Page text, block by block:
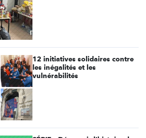
12 initiatives solidaires contre
les inégalités et les
vulnérabilités